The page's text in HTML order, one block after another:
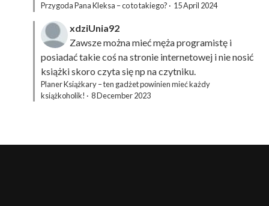
Przygoda Pana Kleksa – co to takiego? · 15 April 2024
xdziUnia92
Zawsze można mieć męża programistę i
posiadać takie coś na stronie internetowej i nie nosić
książki skoro czyta się np na czytniku.
Planer Książkary – ten gadżet powinien mieć każdy
książkoholik! · 8 December 2023